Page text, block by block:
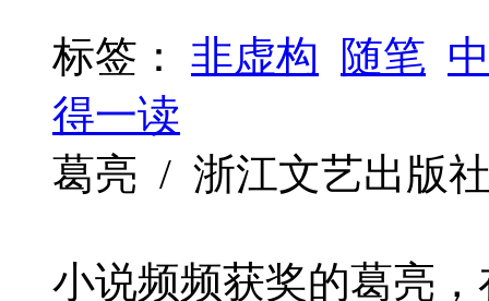
标签： 非虚构 随笔
得一读
葛亮 / 浙江文艺出版
小说频频获奖的葛亮